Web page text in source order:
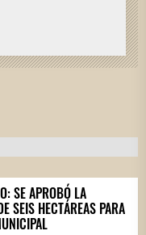
SE APROBÓ LA
SEIS HECTÁREAS PARA